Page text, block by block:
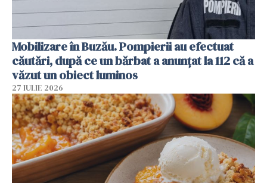
Mobilizare în Buzău. Pompierii au efectuat
căutări, după ce un bărbat a anunțat la 112 că a
văzut un obiect luminos
27 IULIE 2026